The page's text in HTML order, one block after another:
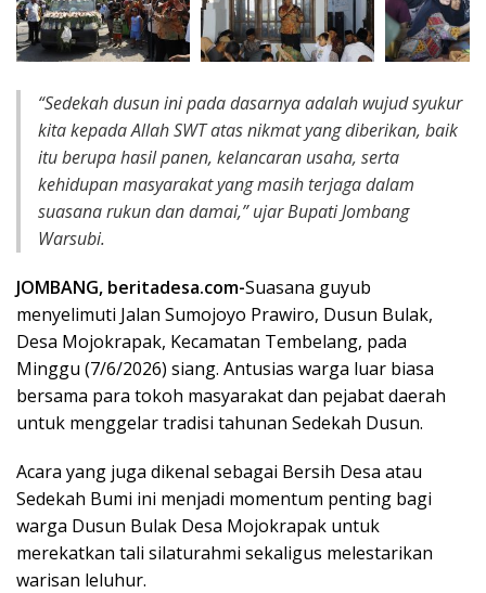
“Sedekah dusun ini pada dasarnya adalah wujud syukur
kita kepada Allah SWT atas nikmat yang diberikan, baik
itu berupa hasil panen, kelancaran usaha, serta
kehidupan masyarakat yang masih terjaga dalam
suasana rukun dan damai,” ujar Bupati Jombang
Warsubi.
JOMBANG, beritadesa.com-Suasana guyub
menyelimuti Jalan Sumojoyo Prawiro, Dusun Bulak,
Desa Mojokrapak, Kecamatan Tembelang, pada
Minggu (7/6/2026) siang. Antusias warga luar biasa
bersama para tokoh masyarakat dan pejabat daerah
untuk menggelar tradisi tahunan Sedekah Dusun.
Acara yang juga dikenal sebagai Bersih Desa atau
Sedekah Bumi ini menjadi momentum penting bagi
warga Dusun Bulak Desa Mojokrapak untuk
merekatkan tali silaturahmi sekaligus melestarikan
warisan leluhur.